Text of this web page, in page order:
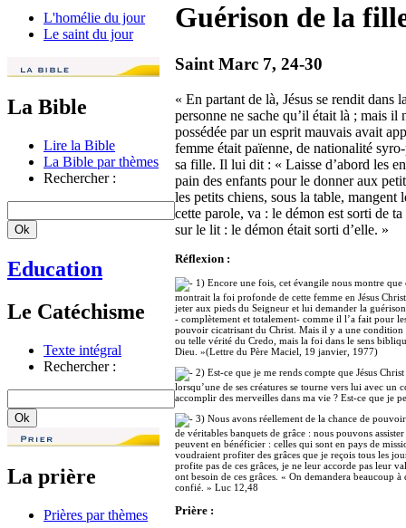
L'homélie du jour
Le saint du jour
La Bible
Lire la Bible
La Bible par thèmes
Rechercher :
Education
Le Catéchisme
Texte intégral
Rechercher :
La prière
Prières par thèmes
Guérison de la
Saint Marc 7, 24-30
« En partant de là, Jésus se rendit
personne ne sache qu’il était là ; mais il
possédée par un esprit mauvais avait
femme était païenne, de nationalité
sa fille. Il lui dit : « Laisse d’abord les
pain des enfants pour le donner aux
les petits chiens, sous la table,
cette parole, va : le démon est sorti de
sur le lit : le démon était sorti d’elle. »
Réflexion :
1) Encore une fois, cet évangile nous montre
montrait la foi profonde de cette femme en Jésus
jeter aux pieds du Seigneur et lui demander la
- complètement et totalement- comme il l’a fait pour
pouvoir cicatrisant du Christ. Mais il y a une condition
ou telle vérité du Credo, mais la foi dans le sens
Dieu. »(Lettre du Père Maciel, 19 janvier, 1977)
2) Est-ce que je me rends compte que Jésus
lorsqu’une de ses créatures se tourne vers lui avec
accomplir des merveilles dans ma vie ? Est-ce que je
3) Nous avons réellement de la chance de
de véritables banquets de grâce : nous pouvons
peuvent en bénéficier : celles qui sont en pays de
voudraient profiter des grâces que je reçois tous les
profite pas de ces grâces, je ne leur accorde pas leur
ont besoin de ces grâces. « On demandera beaucoup
confié. » Luc 12,48
Prière :